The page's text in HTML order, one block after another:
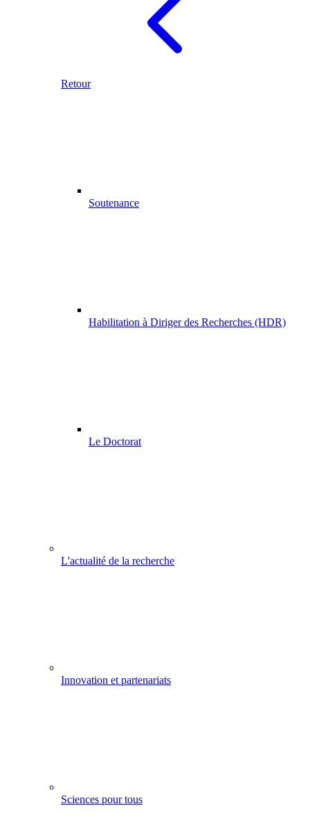
Retour
Soutenance
Habilitation à Diriger des Recherches (HDR)
Le Doctorat
L'actualité de la recherche
Innovation et partenariats
Sciences pour tous